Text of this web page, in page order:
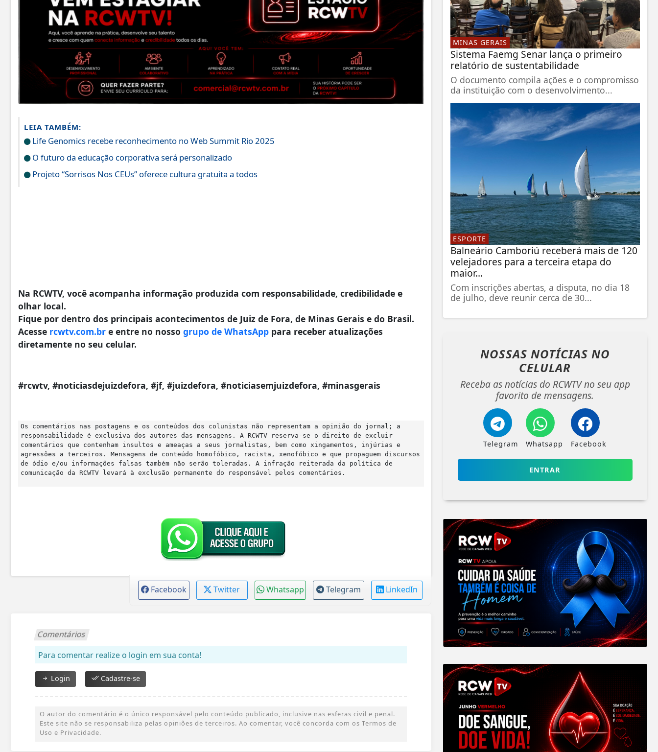
LEIA TAMBÉM:
Life Genomics recebe reconhecimento no Web Summit Rio 2025
O futuro da educação corporativa será personalizado
Projeto “Sorrisos Nos CEUs” oferece cultura gratuita a todos
Na RCWTV, você acompanha informação produzida com responsabilidade, credibilidade e
olhar local.
Fique por dentro dos principais acontecimentos de Juiz de Fora, de Minas Gerais e do Brasil.
Acesse rcwtv.com.br e entre no nosso grupo de WhatsApp para receber atualizações
diretamente no seu celular.
#rcwtv, #noticiasdejuizdefora, #jf, #juizdefora, #noticiasemjuizdefora, #minasgerais
Os comentários nas postagens e os conteúdos dos colunistas não representam a opinião do jornal; a
responsabilidade é exclusiva dos autores das mensagens. A RCWTV reserva-se o direito de excluir
comentários que contenham insultos e ameaças a seus jornalistas, bem como xingamentos, injúrias e
agressões a terceiros. Mensagens de conteúdo homofóbico, racista, xenofóbico e que propaguem discursos
de ódio e/ou informações falsas também não serão toleradas. A infração reiterada da política de
comunicação da RCWTV levará à exclusão permanente do responsável pelos comentários.
Facebook Twitter Whatsapp Telegram LinkedIn
Comentários
Para comentar realize o login em sua conta!
Login Cadastre-se
O autor do comentário é o único responsável pelo conteúdo publicado, inclusive nas esferas civil e penal.
Este site não se responsabiliza pelas opiniões de terceiros. Ao comentar, você concorda com os Termos de
Uso e Privacidade.
MINAS GERAIS
Sistema Faemg Senar lança o primeiro
relatório de sustentabilidade
O documento compila ações e o compromisso
da instituição com o desenvolvimento...
ESPORTE
Balneário Camboriú receberá mais de 120
velejadores para a terceira etapa do
maior...
Com inscrições abertas, a disputa, no dia 18
de julho, deve reunir cerca de 30...
NOSSAS NOTÍCIAS NO
CELULAR
Receba as notícias do RCWTV no seu app
favorito de mensagens.
Telegram Whatsapp Facebook
ENTRAR